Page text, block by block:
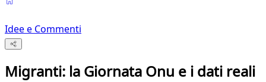
Idee e Commenti
Migranti: la Giornata Onu e i dati reali